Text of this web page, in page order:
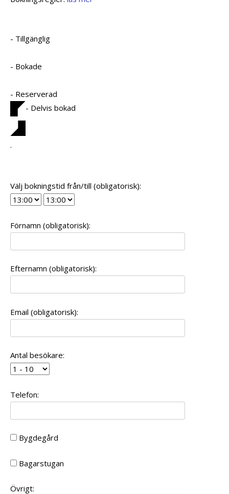
- Tillgänglig
- Bokade
- Reserverad
·
- Delvis bokad
Välj bokningstid från/till (obligatorisk):
Förnamn (obligatorisk):
Efternamn (obligatorisk):
Email (obligatorisk):
Antal besökare:
Telefon:
Bygdegård
Bagarstugan
Övrigt: